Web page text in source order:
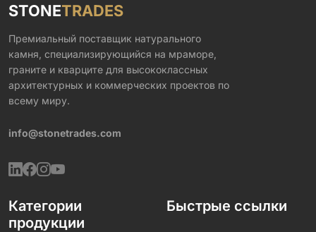
STONETRADES
Премиальный поставщик натурального
камня, специализирующийся на мраморе,
граните и кварците для высококлассных
архитектурных и коммерческих проектов по
всему миру.
info@stonetrades.com
Категории
продукции
Быстрые ссылки